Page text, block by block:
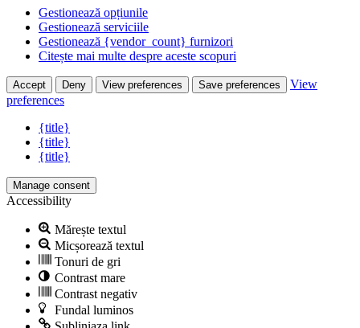
Gestionează opțiunile
Gestionează serviciile
Gestionează {vendor_count} furnizori
Citește mai multe despre aceste scopuri
Accept Deny View preferences Save preferences
View
preferences
{title}
{title}
{title}
Manage consent
Accessibility
Mărește textul
Micșorează textul
Tonuri de gri
Contrast mare
Contrast negativ
Fundal luminos